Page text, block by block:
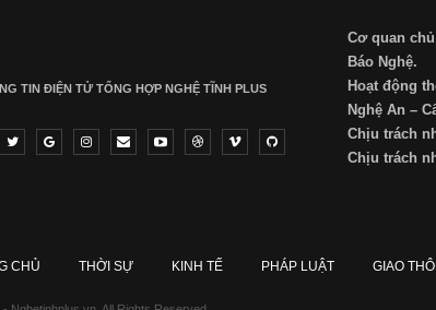
TIN ĐIỆN TỬ ТỔNG HỢP NGHỆ TĨNH PLUS
Cơ quan
Báo Nghệ.
Hoạt động
Nghệ An –
Chịu trách
Chịu trách
CHỦ THỜI SỰ KINH TẾ PHÁP LUẬT GIAO